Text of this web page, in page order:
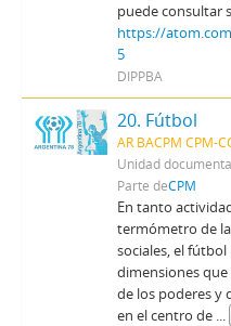
puede consultar
https://
5
DIPPBA
20. Fútbol
AR BACPM CPM-
Unidad
Parte deCPM
En tanto
termómetro de
sociales, el
dimensiones
de los poderes y
en el centro de ...